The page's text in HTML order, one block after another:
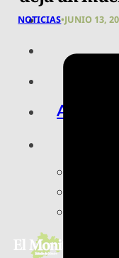
ARTE,
NOTICIAS•JUNIO 13,